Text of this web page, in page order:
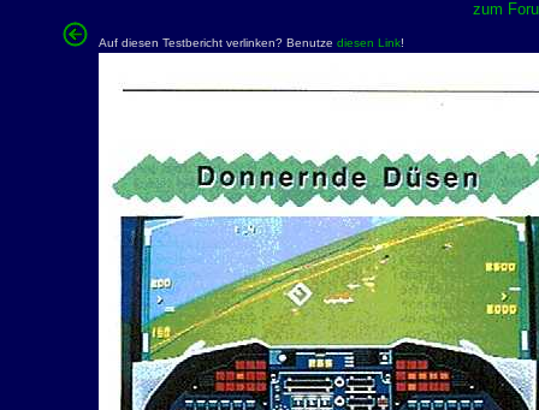
zum
Auf diesen Testbericht verlinken? Benutze diesen Link!